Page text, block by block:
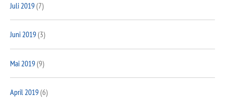
Juli 2019(7)
Juni 2019(3)
Mai 2019(9)
April 2019(6)